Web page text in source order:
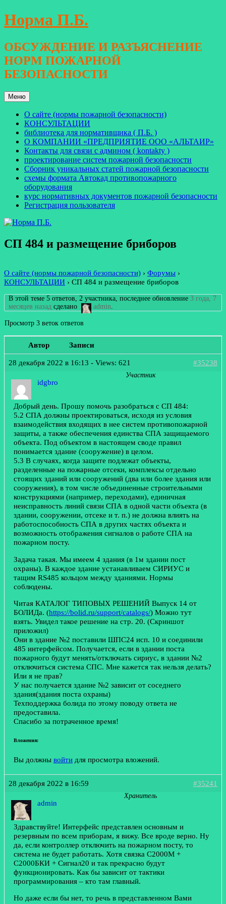
Перейти
к
Норма П.Б.
ОБСУЖДЕНИЕ И РАЗЪЯСНЕНИЕ
НОРМ ПОЖАРНОЙ
БЕЗОПАСНОСТИ
Меню
О сайте (нормы пожарной безопасности)
КОНСУЛЬТАЦИИ
библиотека для нормативщика ( П.Б. )
О КОМПАНИИ «ПРЕДПРИЯТИЕ ООО «АЛЬТАИР»
Контакты для связи с админом ( kontakty )
проектирование систем пожарной безопасности
Сборник уникальных статей пожарной безопасности
схемы формата Автокад противопожарного
оборудования
курс нормативных документов пожарной безопасности
Регистрация пользователя
СП 484 и размещение бриборов
О сайте (нормы пожарной безопасности) › Форумы ›
КОНСУЛЬТАЦИИ › СП 484 и размещение бриборов
В этой теме 5 ответов, 2 участника, последнее обновление3 года, 7
месяцев назад сделано admin
Просмотр 3 веток ответов
Автор Записи
28 декабря 2022 в 16:13 - Views: 621 #35238
idgbro
Участник
Добрый день. Прошу помочь разобраться с СП 484:
5.2 СПА должны проектироваться, исходя из условия
взаимодействия входящих в нее систем противопожарной
защиты, а также обеспечения единства СПА защищаемого
объекта. Под объектом в настоящем своде правил
понимается здание (сооружение) в целом.
5.3 В случаях, когда защите подлежат объекты,
разделенные на пожарные отсеки, комплексы отдельно
стоящих зданий или сооружений (два или более здания или
сооружения), в том числе объединенные строительными
конструкциями (например, переходами), единичная
неисправность линий связи СПА в одной части объекта (в
здании, сооружении, отсеке и т. п.) не должна влиять на
работоспособность СПА в других частях объекта и
возможность отображения сигналов о работе СПА на
пожарном посту.
Задача такая. Мы имеем 4 здания (в 1м здании пост
охраны). В каждое здание устанавливаем СИРИУС и
тащим RS485 кольцом между зданиями. Нормы
соблюдены.
Читая КАТАЛОГ ТИПОВЫХ РЕШЕНИЙ Выпуск 14 от
БОЛИДа. (https://bolid.ru/support/catalogs/) Можно тут
взять. Увидел такое решение на стр. 20. (Скриншот
приложил)
Они в здание №2 поставили ШПС24 исп. 10 и соединили
485 интерфейсом. Получается, если в здании поста
пожарного будут менять/отключать сириус, в здании №2
отключиться система СПС. Мне кажется так нельзя делать?
Или я не прав?
У нас получается здание №2 зависит от соседнего
здания(здания поста охраны)
Техподдержка болида по этому поводу ответа не
предоставила.
Спасибо за потраченное время!
Вложения:
Вы должны войти для просмотра вложений.
28 декабря 2022 в 16:59 #35241
admin
Хранитель
Здравствуйте! Интерфейс представлен основным и
резервным по всем приборам, я вижу. Все вроде верно. Ну
да, если контроллер отключить на пожарном посту, то
система не будет работать. Хотя связка С2000М +
С2000БКИ + Сигнал20 и так прекрасно будут
функционировать. Как бы зависит от тактики
программирования – кто там главный.
Но даже если бы нет, то речь в представленном Вами